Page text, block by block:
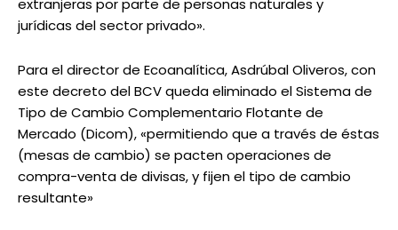
extranjeras por parte de personas naturales y
jurídicas del sector privado».
Para el director de Ecoanalítica, Asdrúbal Oliveros, con
este decreto del BCV queda eliminado el Sistema de
Tipo de Cambio Complementario Flotante de
Mercado (Dicom), «permitiendo que a través de éstas
(mesas de cambio) se pacten operaciones de
compra-venta de divisas, y fijen el tipo de cambio
resultante»